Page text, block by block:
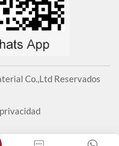
Co.,Ltd Reservados